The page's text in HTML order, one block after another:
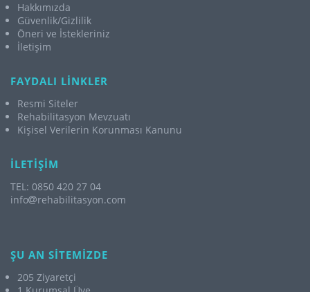
Hakkımızda
Güvenlik/Gizlilik
Öneri ve İstekleriniz
İletişim
FAYDALI LİNKLER
Resmi Siteler
Rehabilitasyon Mevzuatı
Kişisel Verilerin Korunması Kanunu
İLETİŞİM
TEL: 0850 420 27 04
info
rehabilitasyon.com
ŞU AN SİTEMİZDE
205 Ziyaretçi